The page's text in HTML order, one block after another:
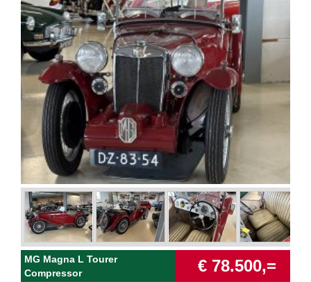
MG Magna L Tourer
Compressor
€ 78.500,=